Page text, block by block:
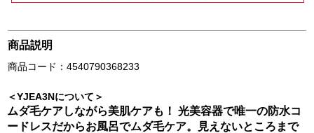
商品説明
商品コード：4540790368233
＜YJEA3Nについて＞
ムダ毛ケアしながら美肌ケアも！ 光美容器で唯一の防水コ
ードレスだからお風呂でムダ毛ケア。見えないところまで